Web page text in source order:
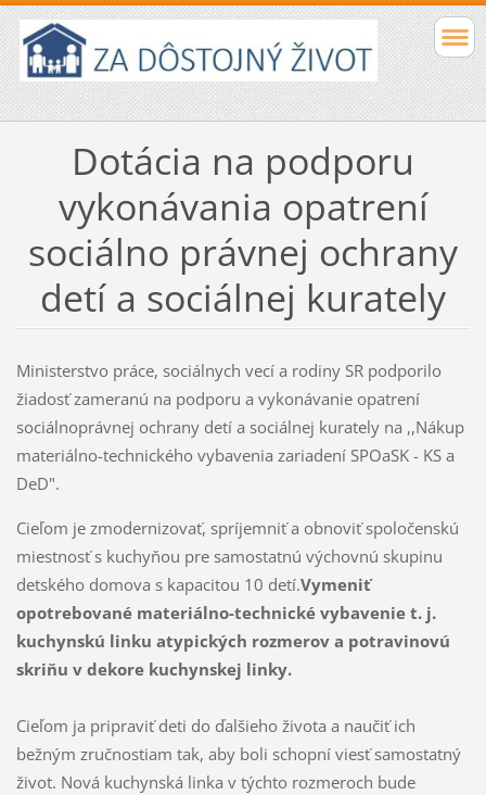
Dotácia na podporu
vykonávania opatrení
sociálno právnej ochrany
detí a sociálnej kurately
Ministerstvo práce, sociálnych vecí a rodiny SR podporilo
žiadosť zameranú na podporu a vykonávanie opatrení
sociálnoprávnej ochrany detí a sociálnej kurately na ,,Nákup
materiálno-technického vybavenia zariadení SPOaSK - KS a
DeD".
Cieľom je zmodernizovať, spríjemniť a obnoviť spoločenskú
miestnosť s kuchyňou pre samostatnú výchovnú skupinu
detského domova s kapacitou 10 detí.Vymeniť
opotrebované materiálno-technické vybavenie t. j.
kuchynskú linku atypických rozmerov a potravinovú
skriňu v dekore kuchynskej linky.
Cieľom ja pripraviť deti do ďalšieho života a naučiť ich
bežným zručnostiam tak, aby boli schopní viesť samostatný
život. Nová kuchynská linka v týchto rozmeroch bude